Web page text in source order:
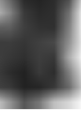
контактные